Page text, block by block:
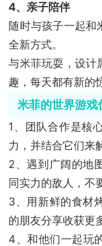
4、亲子陪伴
随时与孩子一起和
全新方式。
与米菲玩耍，设计
趣，每天都有新的
米菲的世界游戏
1、团队合作是核
力，并结合它们来
2、遇到广阔的地
同实力的敌人，不
3、用新鲜的食材
的朋友分享收获更
4、和他们一起玩